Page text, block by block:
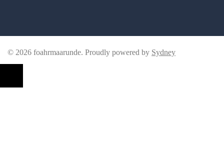
© 2026 foahrmaarunde. Proudly powered by Sydney